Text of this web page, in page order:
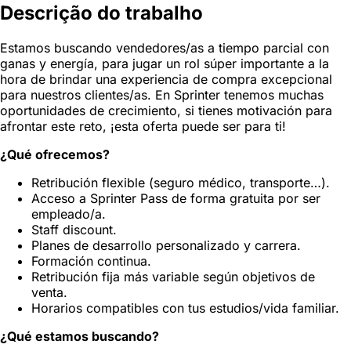
Descrição do trabalho
Estamos buscando vendedores/as a tiempo parcial con
ganas y energía, para jugar un rol súper importante a la
hora de brindar una experiencia de compra excepcional
para nuestros clientes/as. En Sprinter tenemos muchas
oportunidades de crecimiento, si tienes motivación para
afrontar este reto, ¡esta oferta puede ser para ti!
¿Qué ofrecemos?
Retribución flexible (seguro médico, transporte…).
Acceso a Sprinter Pass de forma gratuita por ser
empleado/a.
Staff discount.
Planes de desarrollo personalizado y carrera.
Formación continua.
Retribución fija más variable según objetivos de
venta.
Horarios compatibles con tus estudios/vida familiar.
¿Qué estamos buscando?